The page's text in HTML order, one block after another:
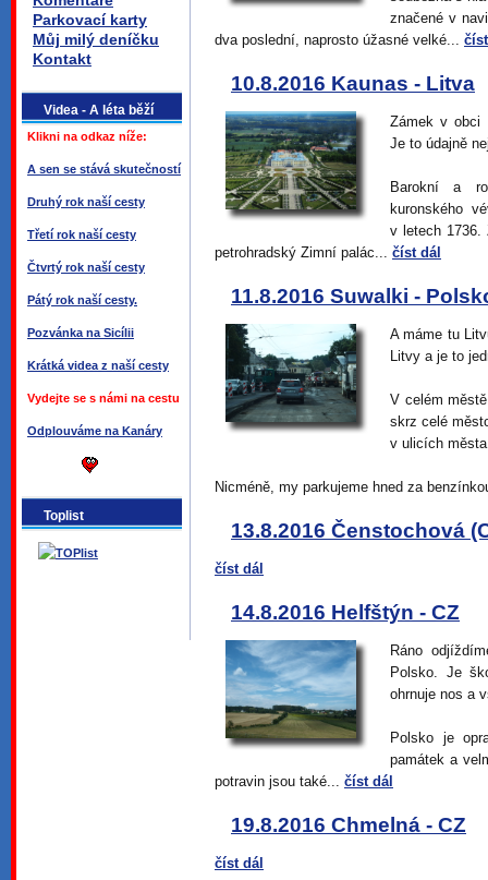
Parkovací karty
Můj milý deníčku
Kontakt
Videa - A léta běží
Klikni na odkaz níže:
A sen se stává skutečností
Druhý rok naší cesty
Třetí rok naší cesty
Čtvrtý rok naší cesty
Pátý rok naší cesty.
Pozvánka na Sicílii
Krátká videa z naší cesty
Vydejte se s námi na cestu
Odplouváme na Kanáry
Toplist
značené v
dva poslední, naprosto úžasné velké...
10.8.2016 Kaunas - Litva
Zámek v obci
Je to údajně
Barokní a
kuronského
v letech 1736.
petrohradský Zimní palác... číst dál
11.8.2016 Suwalki -
A máme tu
Litvy a je to
V celém
skrz celé
v ulicích
Nicméně, my parkujeme hned za
13.8.2016 Čenstochová
číst dál
14.8.2016 Helfštýn - CZ
Ráno
Polsko. Je
ohrnuje nos a
Polsko je
památek a
potravin jsou také... číst dál
19.8.2016 Chmelná - CZ
číst dál